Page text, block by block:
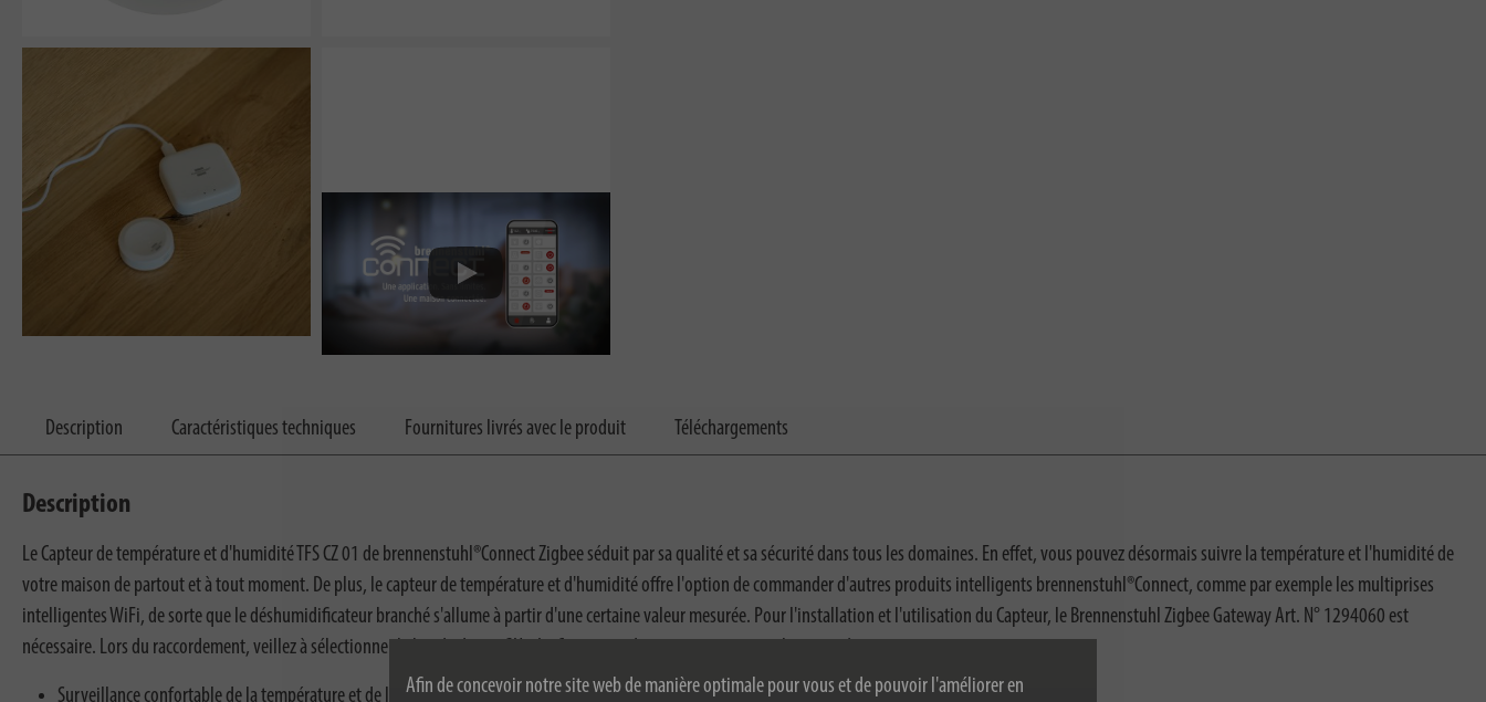
Afin de concevoir notre site web de manière optimale pour vous et de pouvoir l'améliorer en
Description Caractéristiques techniques Fournitures livrés avec le produit Téléchargements
Description
Le Capteur de température et d'humidité TFS CZ 01 de brennenstuhl®Connect Zigbee séduit par sa qualité et sa sécurité dans tous les domaines. En effet, vous pouvez désormais suivre la température et l'humidité de
votre maison de partout et à tout moment. De plus, le capteur de température et d'humidité offre l'option de commander d'autres produits intelligents brennenstuhl®Connect, comme par exemple les multiprises
intelligentes WiFi, de sorte que le déshumidificateur branché s'allume à partir d'une certaine valeur mesurée. Pour l'installation et l'utilisation du Capteur, le Brennenstuhl Zigbee Gateway Art. N° 1294060 est
nécessaire. Lors du raccordement, veillez à sélectionner la bande de 2,4 GHz. Le Capteur se distingue en outre par les caractéristiques suivantes:
Surveillance confortable de la température et de l'humidité de l'air via l'application gratuite brennenstuhl®Connect